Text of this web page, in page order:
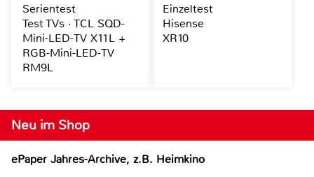
Neu im Shop
ePaper Jahres-Archive, z.B. Heimkino
Serientest
Test TVs · TCL SQD-
Mini-LED-TV X11L +
RGB-Mini-LED-TV
RM9L
Einzeltest
Hisense
XR10